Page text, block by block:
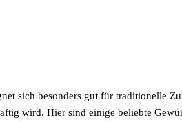
sich besonders gut für traditionelle
wird. Hier sind einige beliebte